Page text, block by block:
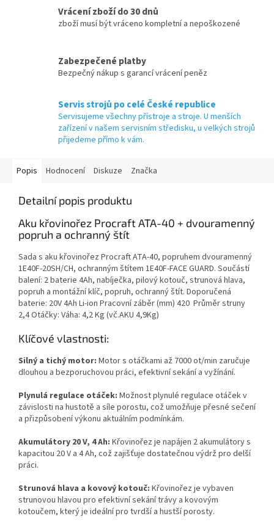
Vrácení zboží do 30 dnů
zboží musí být vráceno kompletní a nepoškozené
Zabezpečené platby
Bezpečný nákup s garancí vrácení peněz
Servis strojů po celé České republice
Servisujeme všechny přístroje a stroje. U menších
zařízení v našem servisním středisku, u velkých strojů
přijedeme přímo k vám.
Popis Hodnocení Diskuze Značka
Detailní popis produktu
Aku křovinořez Procraft ATA-40 + dvouramenný
popruh a ochranný štít
Sada s aku křovinořez Procraft ATA-40, popruhem dvouramenný
1E40F-20SH/CH, ochranným štítem 1E40F-FACE GUARD. Součástí
balení: 2 baterie 4Ah, nabíječka, pilový kotouč, strunová hlava,
popruh a montážní klíč, popruh, ochranný štít. Doporučená
baterie: 20V 4Ah Li-ion Pracovní záběr (mm) 420 Průměr struny
2,4 Otáčky: Váha: 4,2 Kg (vč.AKU 4,9Kg)
Klíčové vlastnosti:
Silný a tichý motor: Motor s otáčkami až 7000 ot/min zaručuje
dlouhou a bezporuchovou práci, efektivní sekání a vyžínání.
Plynulá regulace otáček: Možnost plynulé regulace otáček v
závislosti na hustotě a síle porostu, což umožňuje přesné sečení
a přizpůsobení výkonu aktuálním podmínkám.
Akumulátory 20 V, 4 Ah: Křovinořez je napájen 2 akumulátory s
kapacitou 20 V a 4 Ah, což zajišťuje dostatečnou výdrž pro delší
práci.
Strunová hlava a kovový kotouč: Křovinořez je vybaven
strunovou hlavou pro efektivní sekání trávy a kovovým
kotoučem, který je ideální pro tvrdší a hustší porosty.